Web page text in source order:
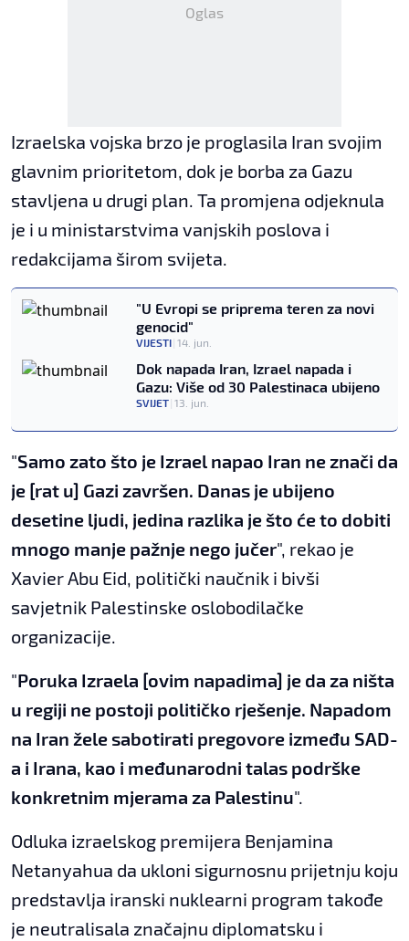
Oglas
Izraelska vojska brzo je proglasila Iran svojim
glavnim prioritetom, dok je borba za Gazu
stavljena u drugi plan. Ta promjena odjeknula
je i u ministarstvima vanjskih poslova i
redakcijama širom svijeta.
"U Evropi se priprema teren za novi
genocid"
VIJESTI| 14. jun.
Dok napada Iran, Izrael napada i
Gazu: Više od 30 Palestinaca ubijeno
SVIJET| 13. jun.
"Samo zato što je Izrael napao Iran ne znači da
je [rat u] Gazi završen. Danas je ubijeno
desetine ljudi, jedina razlika je što će to dobiti
mnogo manje pažnje nego jučer", rekao je
Xavier Abu Eid, politički naučnik i bivši
savjetnik Palestinske oslobodilačke
organizacije.
"Poruka Izraela [ovim napadima] je da za ništa
u regiji ne postoji političko rješenje. Napadom
na Iran žele sabotirati pregovore između SAD-
a i Irana, kao i međunarodni talas podrške
konkretnim mjerama za Palestinu".
Odluka izraelskog premijera Benjamina
Netanyahua da ukloni sigurnosnu prijetnju koju
predstavlja iranski nuklearni program takođe
je neutralisala značajnu diplomatsku i